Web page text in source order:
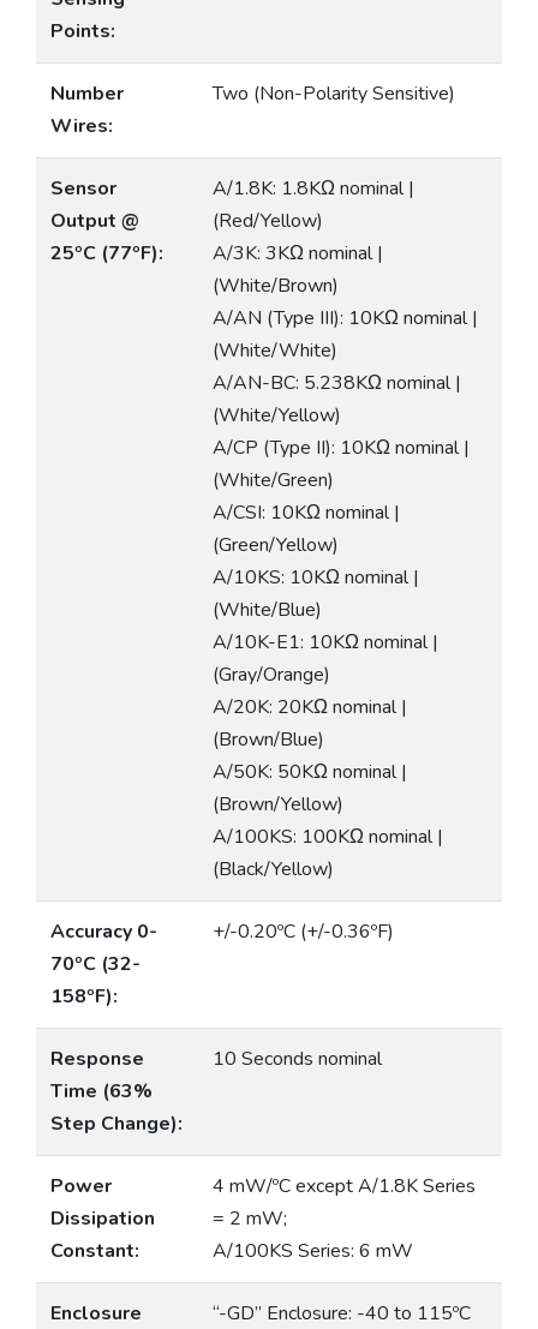
Points:
Number
Wires:
Two (Non-Polarity Sensitive)
Sensor
Output @
25ºC (77ºF):
A/1.8K: 1.8KΩ nominal |
(Red/Yellow)
A/3K: 3KΩ nominal |
(White/Brown)
A/AN (Type III): 10KΩ nominal |
(White/White)
A/AN-BC: 5.238KΩ nominal |
(White/Yellow)
A/CP (Type II): 10KΩ nominal |
(White/Green)
A/CSI: 10KΩ nominal |
(Green/Yellow)
A/10KS: 10KΩ nominal |
(White/Blue)
A/10K-E1: 10KΩ nominal |
(Gray/Orange)
A/20K: 20KΩ nominal |
(Brown/Blue)
A/50K: 50KΩ nominal |
(Brown/Yellow)
A/100KS: 100KΩ nominal |
(Black/Yellow)
Accuracy 0-
70ºC (32-
158ºF):
+/-0.20ºC (+/-0.36ºF)
Response
Time (63%
Step Change):
10 Seconds nominal
Power
Dissipation
Constant:
4 mW/ºC except A/1.8K Series
= 2 mW;
A/100KS Series: 6 mW
Enclosure
“-GD” Enclosure: -40 to 115ºC